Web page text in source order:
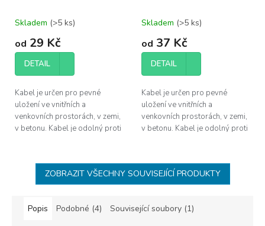
Skladem (>5 ks)
od 29 Kč
DETAIL
Kabel je určen pro pevné
uložení ve vnitřních a
venkovních prostorách, v zemi,
v betonu. Kabel je odolný proti
Skladem (>5 ks)
od 37 Kč
DETAIL
Kabel je určen pro pevné
uložení ve vnitřních a
venkovních prostorách, v zemi,
v betonu. Kabel je odolný proti
ZOBRAZIT VŠECHNY SOUVISEJÍCÍ PRODUKTY
Popis Podobné (4) Související soubory (1)